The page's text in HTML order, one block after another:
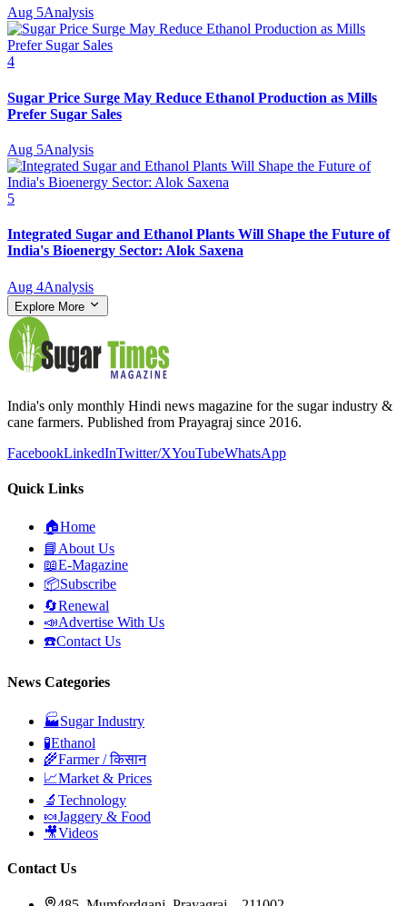
Aug 5Analysis
4
Sugar Price Surge May Reduce Ethanol Production as Mills
Prefer Sugar Sales
Aug 5Analysis
5
Integrated Sugar and Ethanol Plants Will Shape the Future of
India's Bioenergy Sector: Alok Saxena
Aug 4Analysis
Explore More
India's only monthly Hindi news magazine for the sugar industry &
cane farmers. Published from Prayagraj since 2016.
FacebookLinkedInTwitter/XYouTubeWhatsApp
Quick Links
🏠Home
📘 About Us
📖E-Magazine
📦Subscribe
🔄Renewal
📣Advertise With Us
☎️Contact Us
News Categories
🏭Sugar Industry
🧪Ethanol
🌾Farmer / किसान
📈Market & Prices
🔬 Technology
🍬Jaggery & Food
🎥Videos
Contact Us